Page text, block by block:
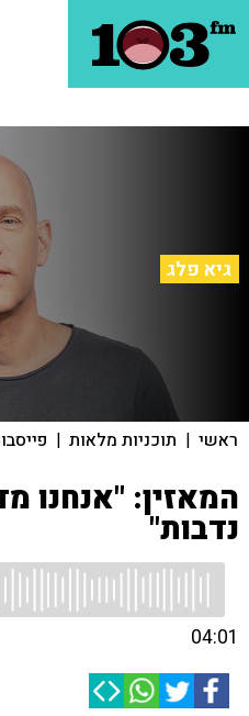
גיא פלג
ראשי | תוכניות מלאות |
המאזין: "אנחנו
נדבות"
04:01